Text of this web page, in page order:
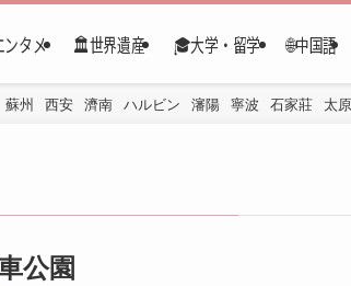
タメ 🏛️世界遺産 🎓大学・留学 🌐中国語
蘇州 西安 濟南 ハルビン 瀋陽 寧波 石家莊 太原
公園